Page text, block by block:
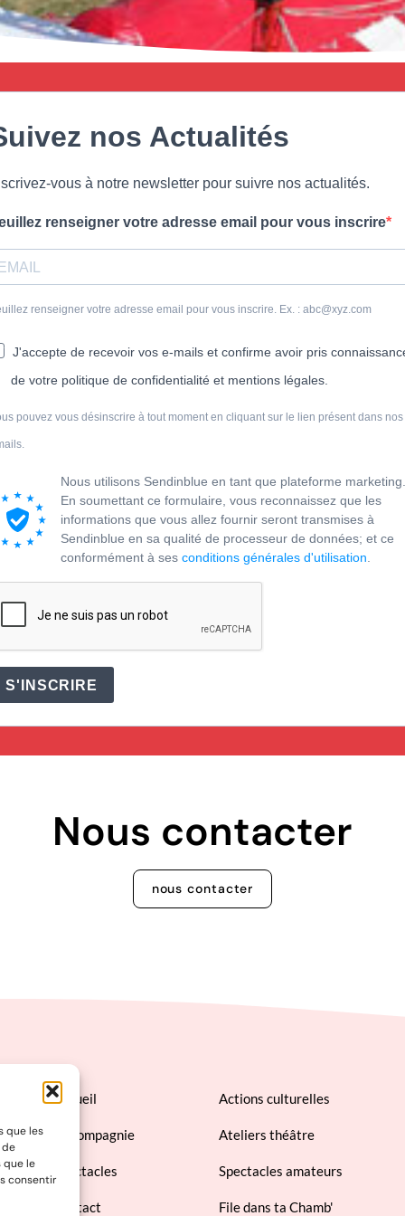
que les
de
que le
consentir
nos Actualités
vous à notre newsletter pour suivre nos actualités.
renseigner votre adresse email pour vous inscrire
renseigner votre adresse email pour vous inscrire. Ex. : abc@xyz.com
J'accepte de recevoir vos e-mails et confirme avoir pris
de votre politique de confidentialité et mentions légales.
pouvez vous désinscrire à tout moment en cliquant sur le lien présent dans nos
Nous utilisons Sendinblue en tant que plateforme marketing.
En soumettant ce formulaire, vous reconnaissez que les
informations que vous allez fournir seront transmises à
Sendinblue en sa qualité de processeur de données; et ce
conformément à ses conditions générales d'utilisation.
S'INSCRIRE
Nous contacter
nous contacter
Accueil
La compagnie
Spectacles
Contact
Actions culturelles
Ateliers théâtre
Spectacles amateurs
File dans ta Chamb'